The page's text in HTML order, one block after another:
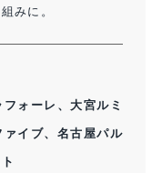
みに。
ォーレ、大宮ルミ
イブ、名古屋パル